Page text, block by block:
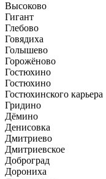
Высоково
Гигант
Глебово
Говядиха
Голышево
Горожёново
Гостюхино
Гостюхино
Гостюхинского карьера
Гридино
Дёмино
Денисовка
Дмитриево
Дмитриевское
Доброград
Дорониха